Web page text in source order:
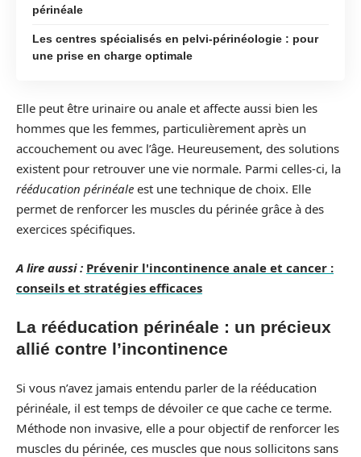
périnéale
Les centres spécialisés en pelvi-périnéologie : pour
une prise en charge optimale
Elle peut être urinaire ou anale et affecte aussi bien les
hommes que les femmes, particulièrement après un
accouchement ou avec l’âge. Heureusement, des solutions
existent pour retrouver une vie normale. Parmi celles-ci, la
rééducation périnéale est une technique de choix. Elle
permet de renforcer les muscles du périnée grâce à des
exercices spécifiques.
A lire aussi : Prévenir l'incontinence anale et cancer :
conseils et stratégies efficaces
La rééducation périnéale : un précieux
allié contre l’incontinence
Si vous n’avez jamais entendu parler de la rééducation
périnéale, il est temps de dévoiler ce que cache ce terme.
Méthode non invasive, elle a pour objectif de renforcer les
muscles du périnée, ces muscles que nous sollicitons sans